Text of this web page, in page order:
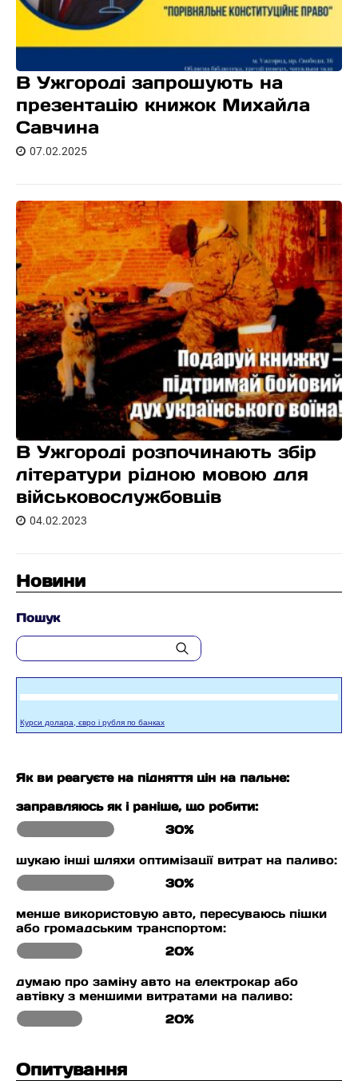
В Ужгороді запрошують на
презентацію книжок Михайла
Савчина
07.02.2025
В Ужгороді розпочинають збір
літератури рідною мовою для
військовослужбовців
04.02.2023
Новини
Пошук
Курси долара, євро і рубля по банках
Як ви реагуєте на підняття цін на пальне:
заправляюсь як і раніше, що робити:
30%
шукаю інші шляхи оптимізації витрат на паливо:
30%
менше використовую авто, пересуваюсь пішки
або громадським транспортом:
20%
думаю про заміну авто на електрокар або
автівку з меншими витратами на паливо:
20%
Опитування